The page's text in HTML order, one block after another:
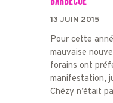
13 JUIN 2015
Pour cette
mauvaise
forains ont
manifestation,
Chézy n’était